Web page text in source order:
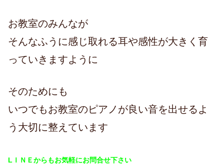
お教室のみんなが
そんなふうに感じ取れる耳や感性が大きく育
っていきますように
そのためにも
いつでもお教室のピアノが良い音を出せるよ
う大切に整えています
LＩＮＥからもお気軽にお問合せ下さい